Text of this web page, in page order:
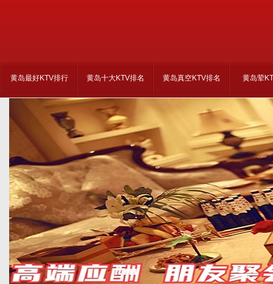
黄岛最好KTV排行 黄岛十大KTV排名 黄岛真空KTV排名 黄岛荤